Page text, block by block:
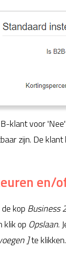
klant voor
zijn. De
en/
kop Business
klik op Opslaan.
]te klikken.